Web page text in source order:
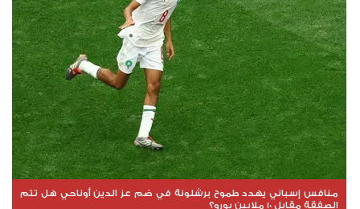
منافس إسباني يهدد طموح برشلونة في ضم عز الدين أوناحي هل تتم
الصفقة مقابل 10 ملايين يورو؟